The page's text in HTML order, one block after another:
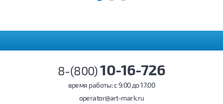
8-(800)10-16-726
время работы: c 9:00 до 17:00
operator@art-mark.ru